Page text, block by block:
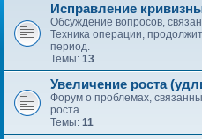
Исправление
Обсуждение вопросов,
Техника операции,
период.
Темы: 13
Увеличение роста
Форум о проблемах,
роста
Темы: 11